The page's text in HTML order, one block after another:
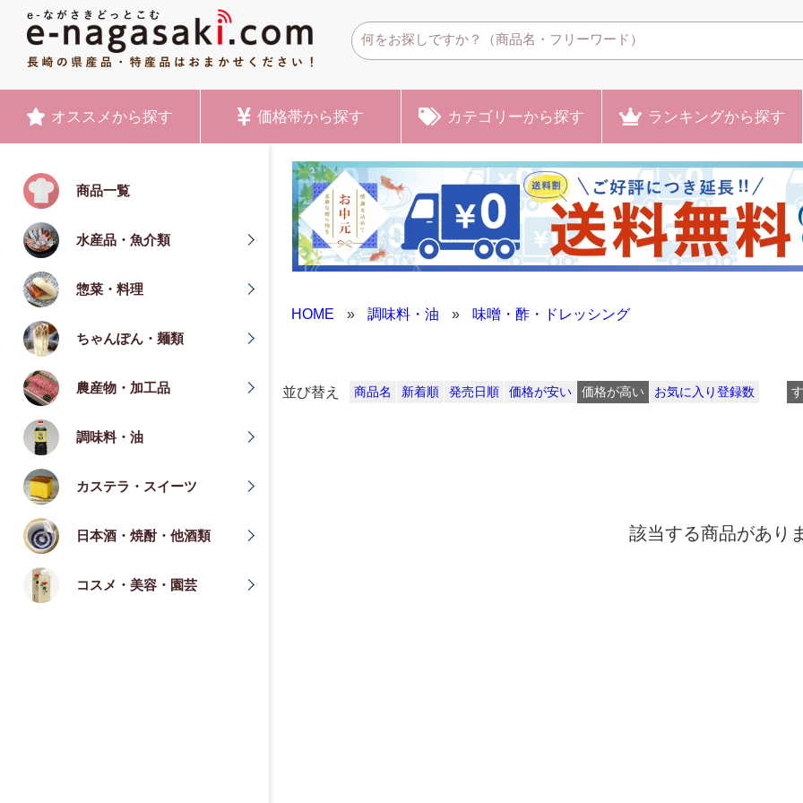
オススメ から探す 価格帯から探す カテゴリーから探す ランキングから探す
商品一覧
水産品・魚介類
惣菜・料理
ちゃんぽん・麺類
農産物・加工品
調味料・油
カステラ・スイーツ
日本酒・焼酎・他酒類
コスメ・美容・園芸
HOME » 調味料・油 » 味噌・酢・ドレッシング
並び替え 商品名 新着順 発売日順 価格が安い 価格が高い お気に入り登録数
該当する商品があり